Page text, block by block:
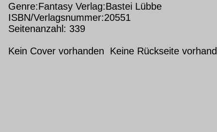
Genre:Fantasy Verlag:Bastei Lübbe
ISBN/Verlagsnummer:20551
Seitenanzahl: 339
Kein Cover vorhanden Keine Rückseite